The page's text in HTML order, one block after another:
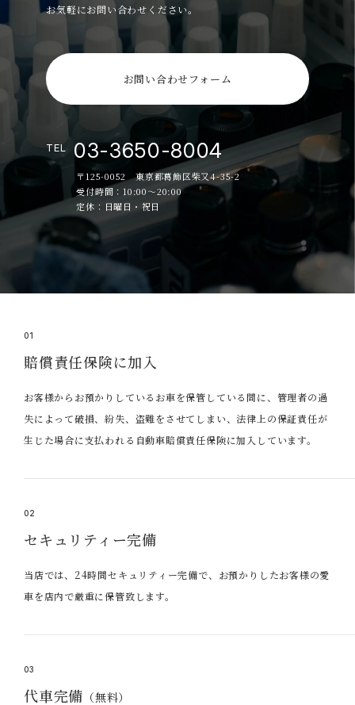
お気軽にお問い合わせください。
お問い合わせフォーム
TEL 03-3650-8004
〒125-0052 東京都葛飾区柴又4-35-2
受付時間：10:00～20:00
定休：日曜日・祝日
01
賠償責任保険に加入
お客様からお預かりしているお車を保管している間に、管理者の過
失によって破損、紛失、盗難をさせてしまい、法律上の保証責任が
生じた場合に支払われる自動車賠償責任保険に加入しています。
02
セキュリティー完備
当店では、24時間セキュリティー完備で、お預かりしたお客様の愛
車を店内で厳重に保管致します。
03
代車完備 （無料）